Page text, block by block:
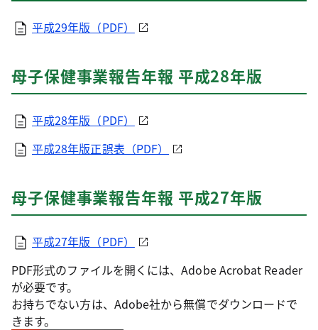
平成29年版（PDF）
母子保健事業報告年報 平成28年版
平成28年版（PDF）
平成28年版正誤表（PDF）
母子保健事業報告年報 平成27年版
平成27年版（PDF）
PDF形式のファイルを開くには、Adobe Acrobat Reader
が必要です。
お持ちでない方は、Adobe社から無償でダウンロードで
きます。